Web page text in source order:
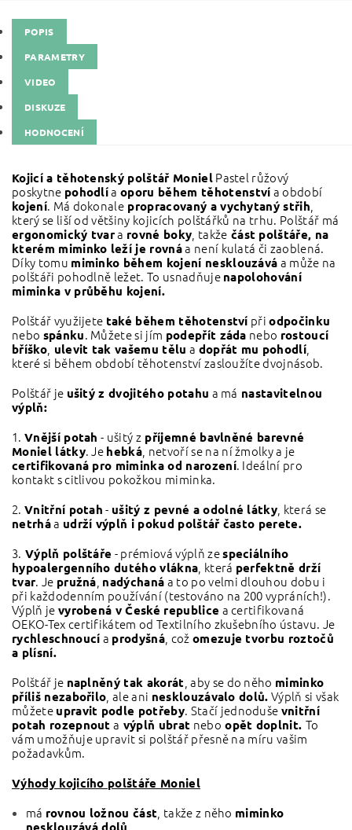
POPIS
PARAMETRY
VIDEO
DISKUZE
HODNOCENÍ
Kojicí a těhotenský polštář MonielPastel růžový
poskytne pohodlíaoporu během těhotenství a období
kojení. Má dokonale propracovaný a vychytaný střih
který se liší od většiny kojicích polštářků na trhu. Polštář má
ergonomický tvara rovné boky , takže část polštáře, na
kterém miminko leží je rovnáa není kulatá či zaoblená.
Díky tomu miminko během kojení nesklouzává a může na
polštáři pohodlně ležet. To usnadňuje napolohování
miminka v průběhu kojení.
Polštář využijete také během těhotenství přiodpočinku
nebo spánku. Můžete si jím podepřít záda nebo rostoucí
bříško, ulevit tak vašemu tělu a dopřát mu pohodlí
které si během období těhotenství zasloužíte dvojnásob.
Polštář je ušitý z dvojitého potahu a má nastavitelnou
výplň:
1. Vnější potah - ušitý z příjemné bavlněné barevné
Moniel látky. Je hebká , netvoří se na ní žmolky a je
certifikovaná pro miminka od narození. Ideální pro
kontakt s citlivou pokožkou miminka.
2. Vnitřní potah - ušitý z pevné a odolné látky , která se
netrháa udrží výplň i pokud polštář často perete.
3. Výplň polštáře - prémiová výplň zespeciálního
hypoalergenního dutého vlákna , která perfektně drží
tvar. Je pružná nadýchaná a to po velmi dlouhou dobu i
při každodenním používání (testováno na 200 vypráních!).
Výplň je vyrobená v České republice a certifikovaná
OEKO-Tex certifikátem od Textilního zkušebního ústavu. Je
rychleschnoucí a prodyšná , což omezuje tvorbu roztočů
a plísní.
Polštář je naplněný tak akorát , aby se do něho miminko
příliš nezabořilo , ale ani nesklouzávalo dolů. Výplň si však
můžete upravit podle potřeby. Stačí jednoduše vnitřní
potah rozepnout a výplň ubrat nebo opět doplnit. To
vám umožňuje upravit si polštář přesně na míru vašim
požadavkům.
Výhody kojicího polštáře Moniel
má rovnou ložnou část , takže z něho miminko
nesklouzává dolů